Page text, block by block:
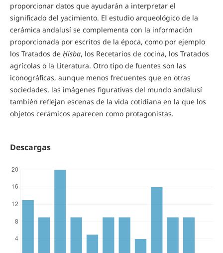
proporcionar datos que ayudarán a interpretar el
significado del yacimiento. El estudio arqueológico de la
cerámica andalusí se complementa con la información
proporcionada por escritos de la época, como por ejemplo
los Tratados de Ḥisba, los Recetarios de cocina, los Tratados
agrícolas o la Literatura. Otro tipo de fuentes son las
iconográficas, aunque menos frecuentes que en otras
sociedades, las imágenes figurativas del mundo andalusí
también reflejan escenas de la vida cotidiana en la que los
objetos cerámicos aparecen como protagonistas.
Descargas